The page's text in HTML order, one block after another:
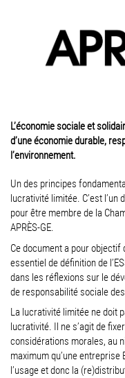
L’économie sociale et
d’une économie durable,
l’environnement.
Un des principes
lucrativité limitée. C’est
pour être membre de la
APRÈS-GE.
Ce document a pour objectif
essentiel de définition de
dans les réflexions sur le
de responsabilité sociale
La lucrativité limitée ne doit
lucrativité. Il ne s’agit de
considérations morales, au
maximum qu’une
l’usage et donc la